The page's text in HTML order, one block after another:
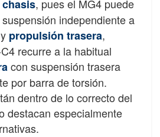
chasis, pues el MG4 puede
independiente a
propulsión trasera,
recurre a la habitual
con suspensión trasera
por barra de torsión.
dentro de lo correcto del
destacan especialmente